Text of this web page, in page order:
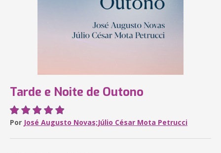
Tarde e Noite de Outono
Por José Augusto Novas;Júlio César Mota Petrucci